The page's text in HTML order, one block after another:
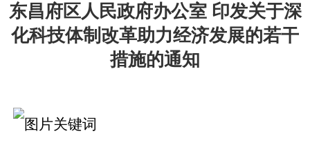
东昌府区人民政府办公室 印发关于深
化科技体制改革助力经济发展的若干
措施的通知